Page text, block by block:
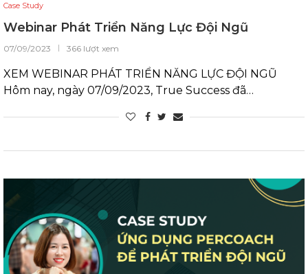
Case Study
Webinar Phát Triển Năng Lực Đội Ngũ
07/09/2023 366 lượt xem
XEM WEBINAR PHÁT TRIỂN NĂNG LỰC ĐỘI NGŨ
Hôm nay, ngày 07/09/2023, True Success đã…